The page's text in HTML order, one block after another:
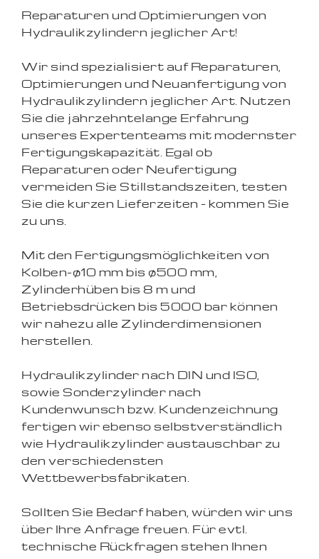
Reparaturen und Optimierungen von
Hydraulikzylindern jeglicher Art!
Wir sind spezialisiert auf Reparaturen,
Optimierungen und Neuanfertigung von
Hydraulikzylindern jeglicher Art. Nutzen
Sie die jahrzehntelange Erfahrung
unseres Expertenteams mit modernster
Fertigungskapazität. Egal ob
Reparaturen oder Neufertigung
vermeiden Sie Stillstandszeiten, testen
Sie die kurzen Lieferzeiten - kommen Sie
zu uns.
Mit den Fertigungsmöglichkeiten von
Kolben-ø10 mm bis ø500 mm,
Zylinderhüben bis 8 m und
Betriebsdrücken bis 5000 bar können
wir nahezu alle Zylinderdimensionen
herstellen.
Hydraulikzylinder nach DIN und ISO,
sowie Sonderzylinder nach
Kundenwunsch bzw. Kundenzeichnung
fertigen wir ebenso selbstverständlich
wie Hydraulikzylinder austauschbar zu
den verschiedensten
Wettbewerbsfabrikaten.
Sollten Sie Bedarf haben, würden wir uns
über Ihre Anfrage freuen. Für evtl.
technische Rückfragen stehen Ihnen